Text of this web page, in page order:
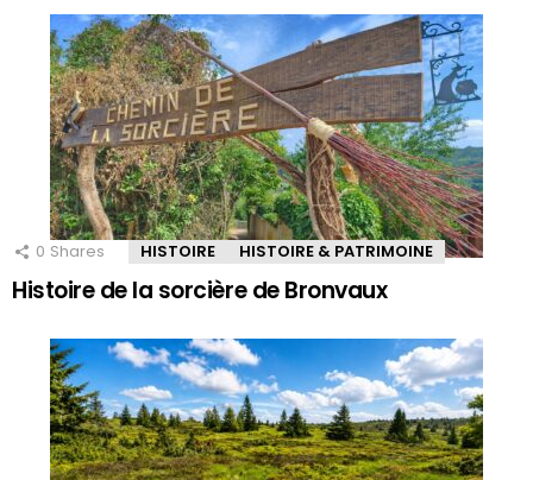
0 Shares HISTOIRE HISTOIRE & PATRIMOINE
Histoire de la sorcière de Bronvaux